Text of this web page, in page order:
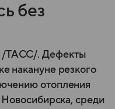
без
ТАСС/. Дефекты
накануне резкого
отопления
Новосибирска, среди